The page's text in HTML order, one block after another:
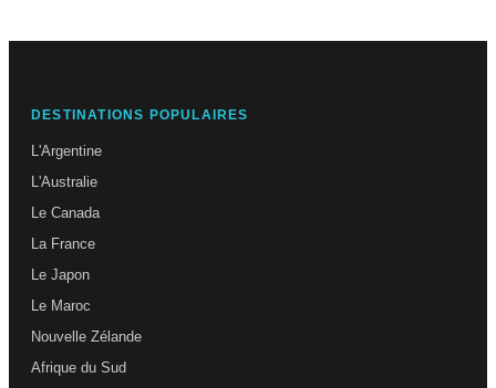
DESTINATIONS POPULAIRES
L'Argentine
L'Australie
Le Canada
La France
Le Japon
Le Maroc
Nouvelle Zélande
Afrique du Sud